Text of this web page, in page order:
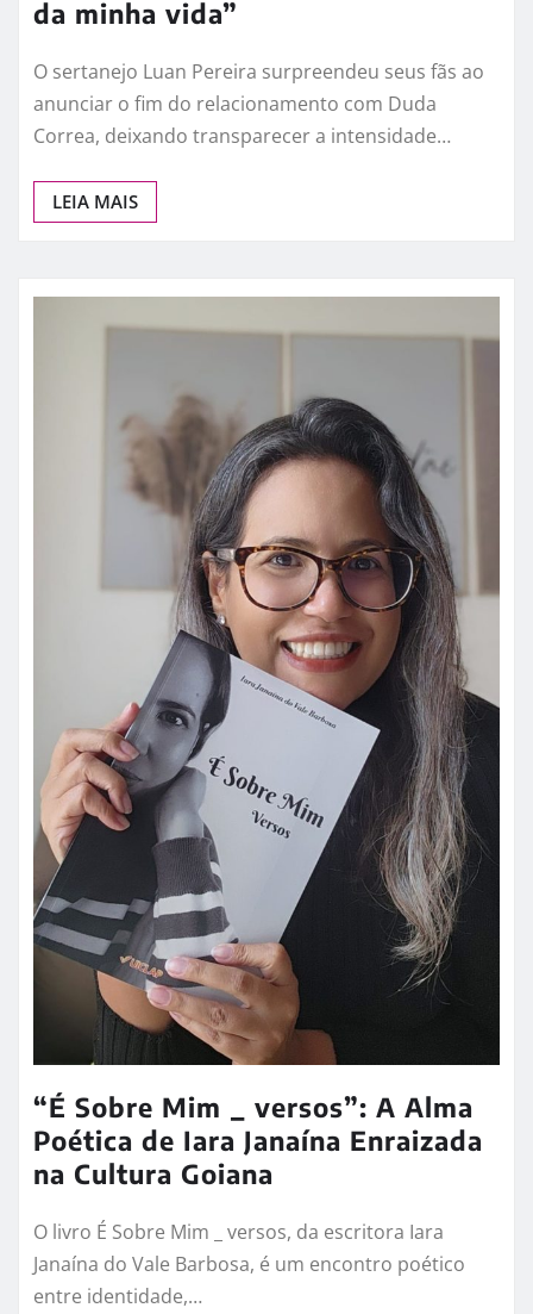
da minha vida”
O sertanejo Luan Pereira surpreendeu seus fãs ao
anunciar o fim do relacionamento com Duda
Correa, deixando transparecer a intensidade…
LEIA MAIS
“É Sobre Mim _ versos”: A Alma
Poética de Iara Janaína Enraizada
na Cultura Goiana
O livro É Sobre Mim _ versos, da escritora Iara
Janaína do Vale Barbosa, é um encontro poético
entre identidade,…